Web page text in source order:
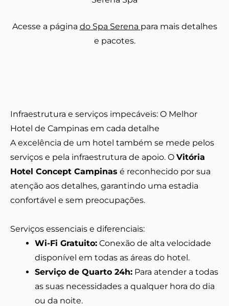
Acesse a página do Spa Serena para mais detalhes
e pacotes.
Infraestrutura e serviços impecáveis: O Melhor
Hotel de Campinas em cada detalhe
A excelência de um hotel também se mede pelos
serviços e pela infraestrutura de apoio. O Vitória
Hotel Concept Campinas é reconhecido por sua
atenção aos detalhes, garantindo uma estadia
confortável e sem preocupações.
Serviços essenciais e diferenciais:
Wi-Fi Gratuito: Conexão de alta velocidade
disponível em todas as áreas do hotel.
Serviço de Quarto 24h: Para atender a todas
as suas necessidades a qualquer hora do dia
ou da noite.